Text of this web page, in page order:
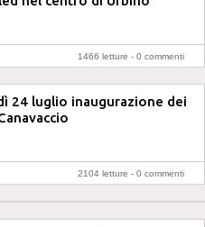
1466 letture - 0 commenti
24 luglio inaugurazione dei
2104 letture - 0 commenti